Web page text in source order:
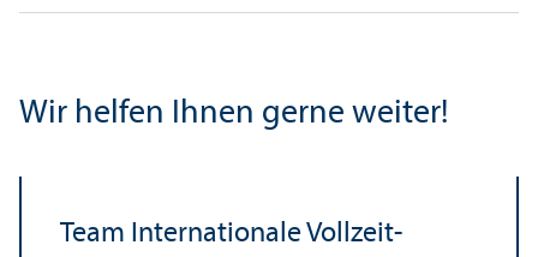
Wir helfen Ihnen gerne weiter!
Team Internationale Vollzeit­